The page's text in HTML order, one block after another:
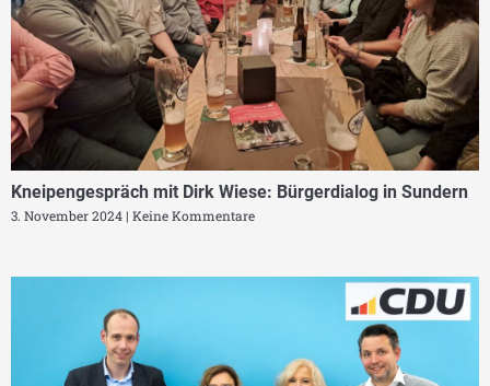
Kneipengespräch mit Dirk Wiese: Bürgerdialog in Sundern
3. November 2024 Keine Kommentare